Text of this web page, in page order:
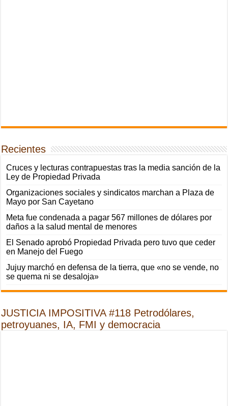
Recientes
Cruces y lecturas contrapuestas tras la media sanción de la
Ley de Propiedad Privada
Organizaciones sociales y sindicatos marchan a Plaza de
Mayo por San Cayetano
Meta fue condenada a pagar 567 millones de dólares por
daños a la salud mental de menores
El Senado aprobó Propiedad Privada pero tuvo que ceder
en Manejo del Fuego
Jujuy marchó en defensa de la tierra, que «no se vende, no
se quema ni se desaloja»
JUSTICIA IMPOSITIVA #118 Petrodólares,
petroyuanes, IA, FMI y democracia